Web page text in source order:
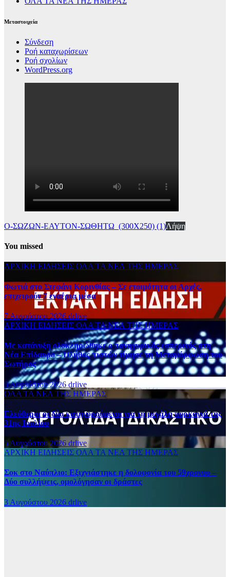
Μεταστοιχεία
Σύνδεση
Ροή καταχωρίσεων
Ροή σχολίων
WordPress.org
Ο-ΣΩΖΩΝ-ΕΑΥΤΟΝ-ΣΩΘΗΤΩ_(300Χ250) (1)Λήψη
You missed
ΑΡΧΙΚΗ ΕΙΔΗΣΕΙΣ ΟΛΑ ΤΑ ΝΕΑ ΤΗΣ ΗΜΕΡΑΣ
Φωτιά στο Στεφάνι Κορινθίας – Σε ετοιμότητα οι Αρχές,
επιχειρούν 7 εναέρια μέσα
7 Αυγούστου 2026drlive
ΑΡΧΙΚΗ ΕΙΔΗΣΕΙΣ ΟΛΑ ΤΑ ΝΕΑ ΤΗΣ ΗΜΕΡΑΣ
Με κατάνυξη ολοκληρώθηκε ο πανηγυρικός εσπερινός στη
Νέα Επίδαυρο – Πλήθος πιστών τίμησε τη Μεταμόρφωση του
Σωτήρος
5 Αυγούστου 2026 drlive
ΟΛΑ ΤΑ ΝΕΑ ΤΗΣ ΗΜΕΡΑΣ
Ελεύθεροι οι δύο κατηγορούμενοι για τη μεγάλη πυρκαγιά της
31ης Ιουλίου
5 Αυγούστου 2026 drlive
ΑΡΧΙΚΗ ΕΙΔΗΣΕΙΣ ΟΛΑ ΤΑ ΝΕΑ ΤΗΣ ΗΜΕΡΑΣ
Σοκ στο Ναύπλιο: Εξιχνιάστηκε η δολοφονία του 59χρονου –
Δύο συλλήψεις, ομολόγησαν οι δράστες
3 Αυγούστου 2026 drlive